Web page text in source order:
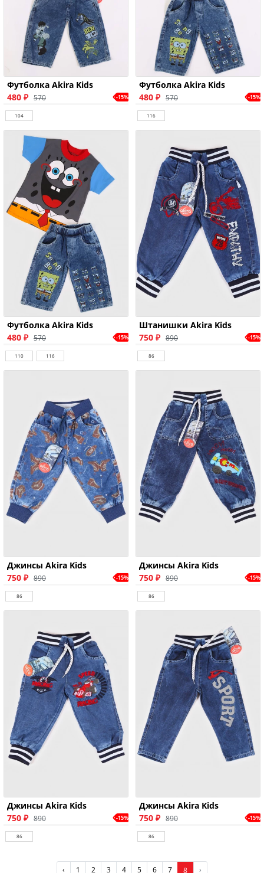
Футболка Akira Kids
480 ₽ 570 -15%
104
Футболка Akira Kids
480 ₽ 570 -15%
116
Футболка Akira Kids
480 ₽ 570 -15%
110 116
Штанишки Akira Kids
750 ₽ 890 -15%
86
Джинсы Akira Kids
750 ₽ 890 -15%
86
Джинсы Akira Kids
750 ₽ 890 -15%
86
Джинсы Akira Kids
750 ₽ 890 -15%
86
Джинсы Akira Kids
750 ₽ 890 -15%
86
‹ 1 2 3 4 5 6 7 8 ›